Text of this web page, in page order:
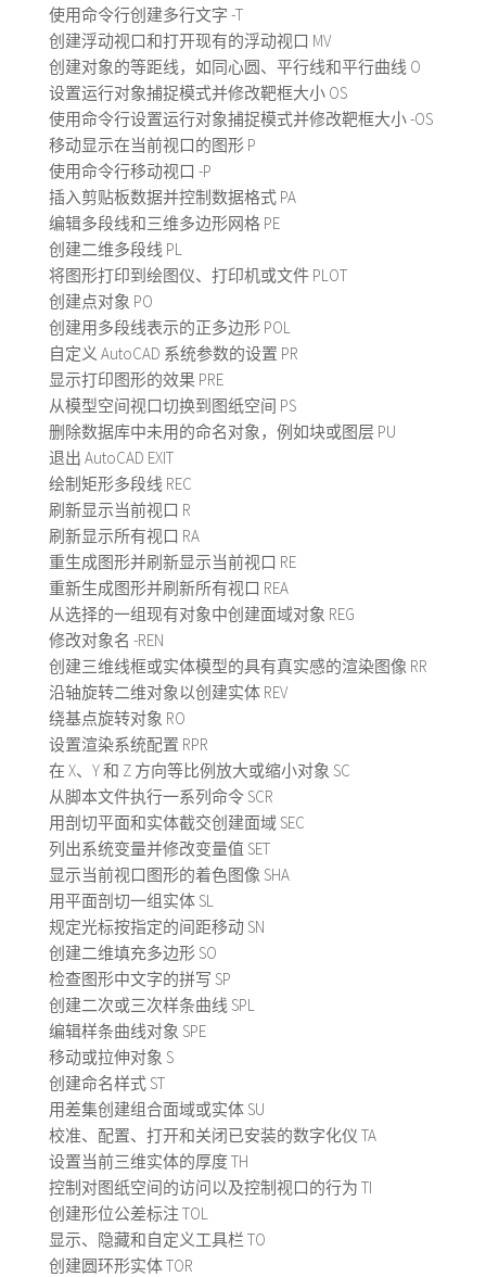
使用命令行创建多行文字 -T
创建浮动视口和打开现有的浮动视口 MV
创建对象的等距线，如同心圆、平行线和平行曲线 O
设置运行对象捕捉模式并修改靶框大小 OS
使用命令行设置运行对象捕捉模式并修改靶框大小 -OS
移动显示在当前视口的图形 P
使用命令行移动视口 -P
插入剪贴板数据并控制数据格式 PA
编辑多段线和三维多边形网格 PE
创建二维多段线 PL
将图形打印到绘图仪、打印机或文件 PLOT
创建点对象 PO
创建用多段线表示的正多边形 POL
自定义 AutoCAD 系统参数的设置 PR
显示打印图形的效果 PRE
从模型空间视口切换到图纸空间 PS
删除数据库中未用的命名对象，例如块或图层 PU
退出 AutoCAD EXIT
绘制矩形多段线 REC
刷新显示当前视口 R
刷新显示所有视口 RA
重生成图形并刷新显示当前视口 RE
重新生成图形并刷新所有视口 REA
从选择的一组现有对象中创建面域对象 REG
修改对象名 -REN
创建三维线框或实体模型的具有真实感的渲染图像 RR
沿轴旋转二维对象以创建实体 REV
绕基点旋转对象 RO
设置渲染系统配置 RPR
在 X、Y 和 Z 方向等比例放大或缩小对象 SC
从脚本文件执行一系列命令 SCR
用剖切平面和实体截交创建面域 SEC
列出系统变量并修改变量值 SET
显示当前视口图形的着色图像 SHA
用平面剖切一组实体 SL
规定光标按指定的间距移动 SN
创建二维填充多边形 SO
检查图形中文字的拼写 SP
创建二次或三次样条曲线 SPL
编辑样条曲线对象 SPE
移动或拉伸对象 S
创建命名样式 ST
用差集创建组合面域或实体 SU
校准、配置、打开和关闭已安装的数字化仪 TA
设置当前三维实体的厚度 TH
控制对图纸空间的访问以及控制视口的行为 TI
创建形位公差标注 TOL
显示、隐藏和自定义工具栏 TO
创建圆环形实体 TOR